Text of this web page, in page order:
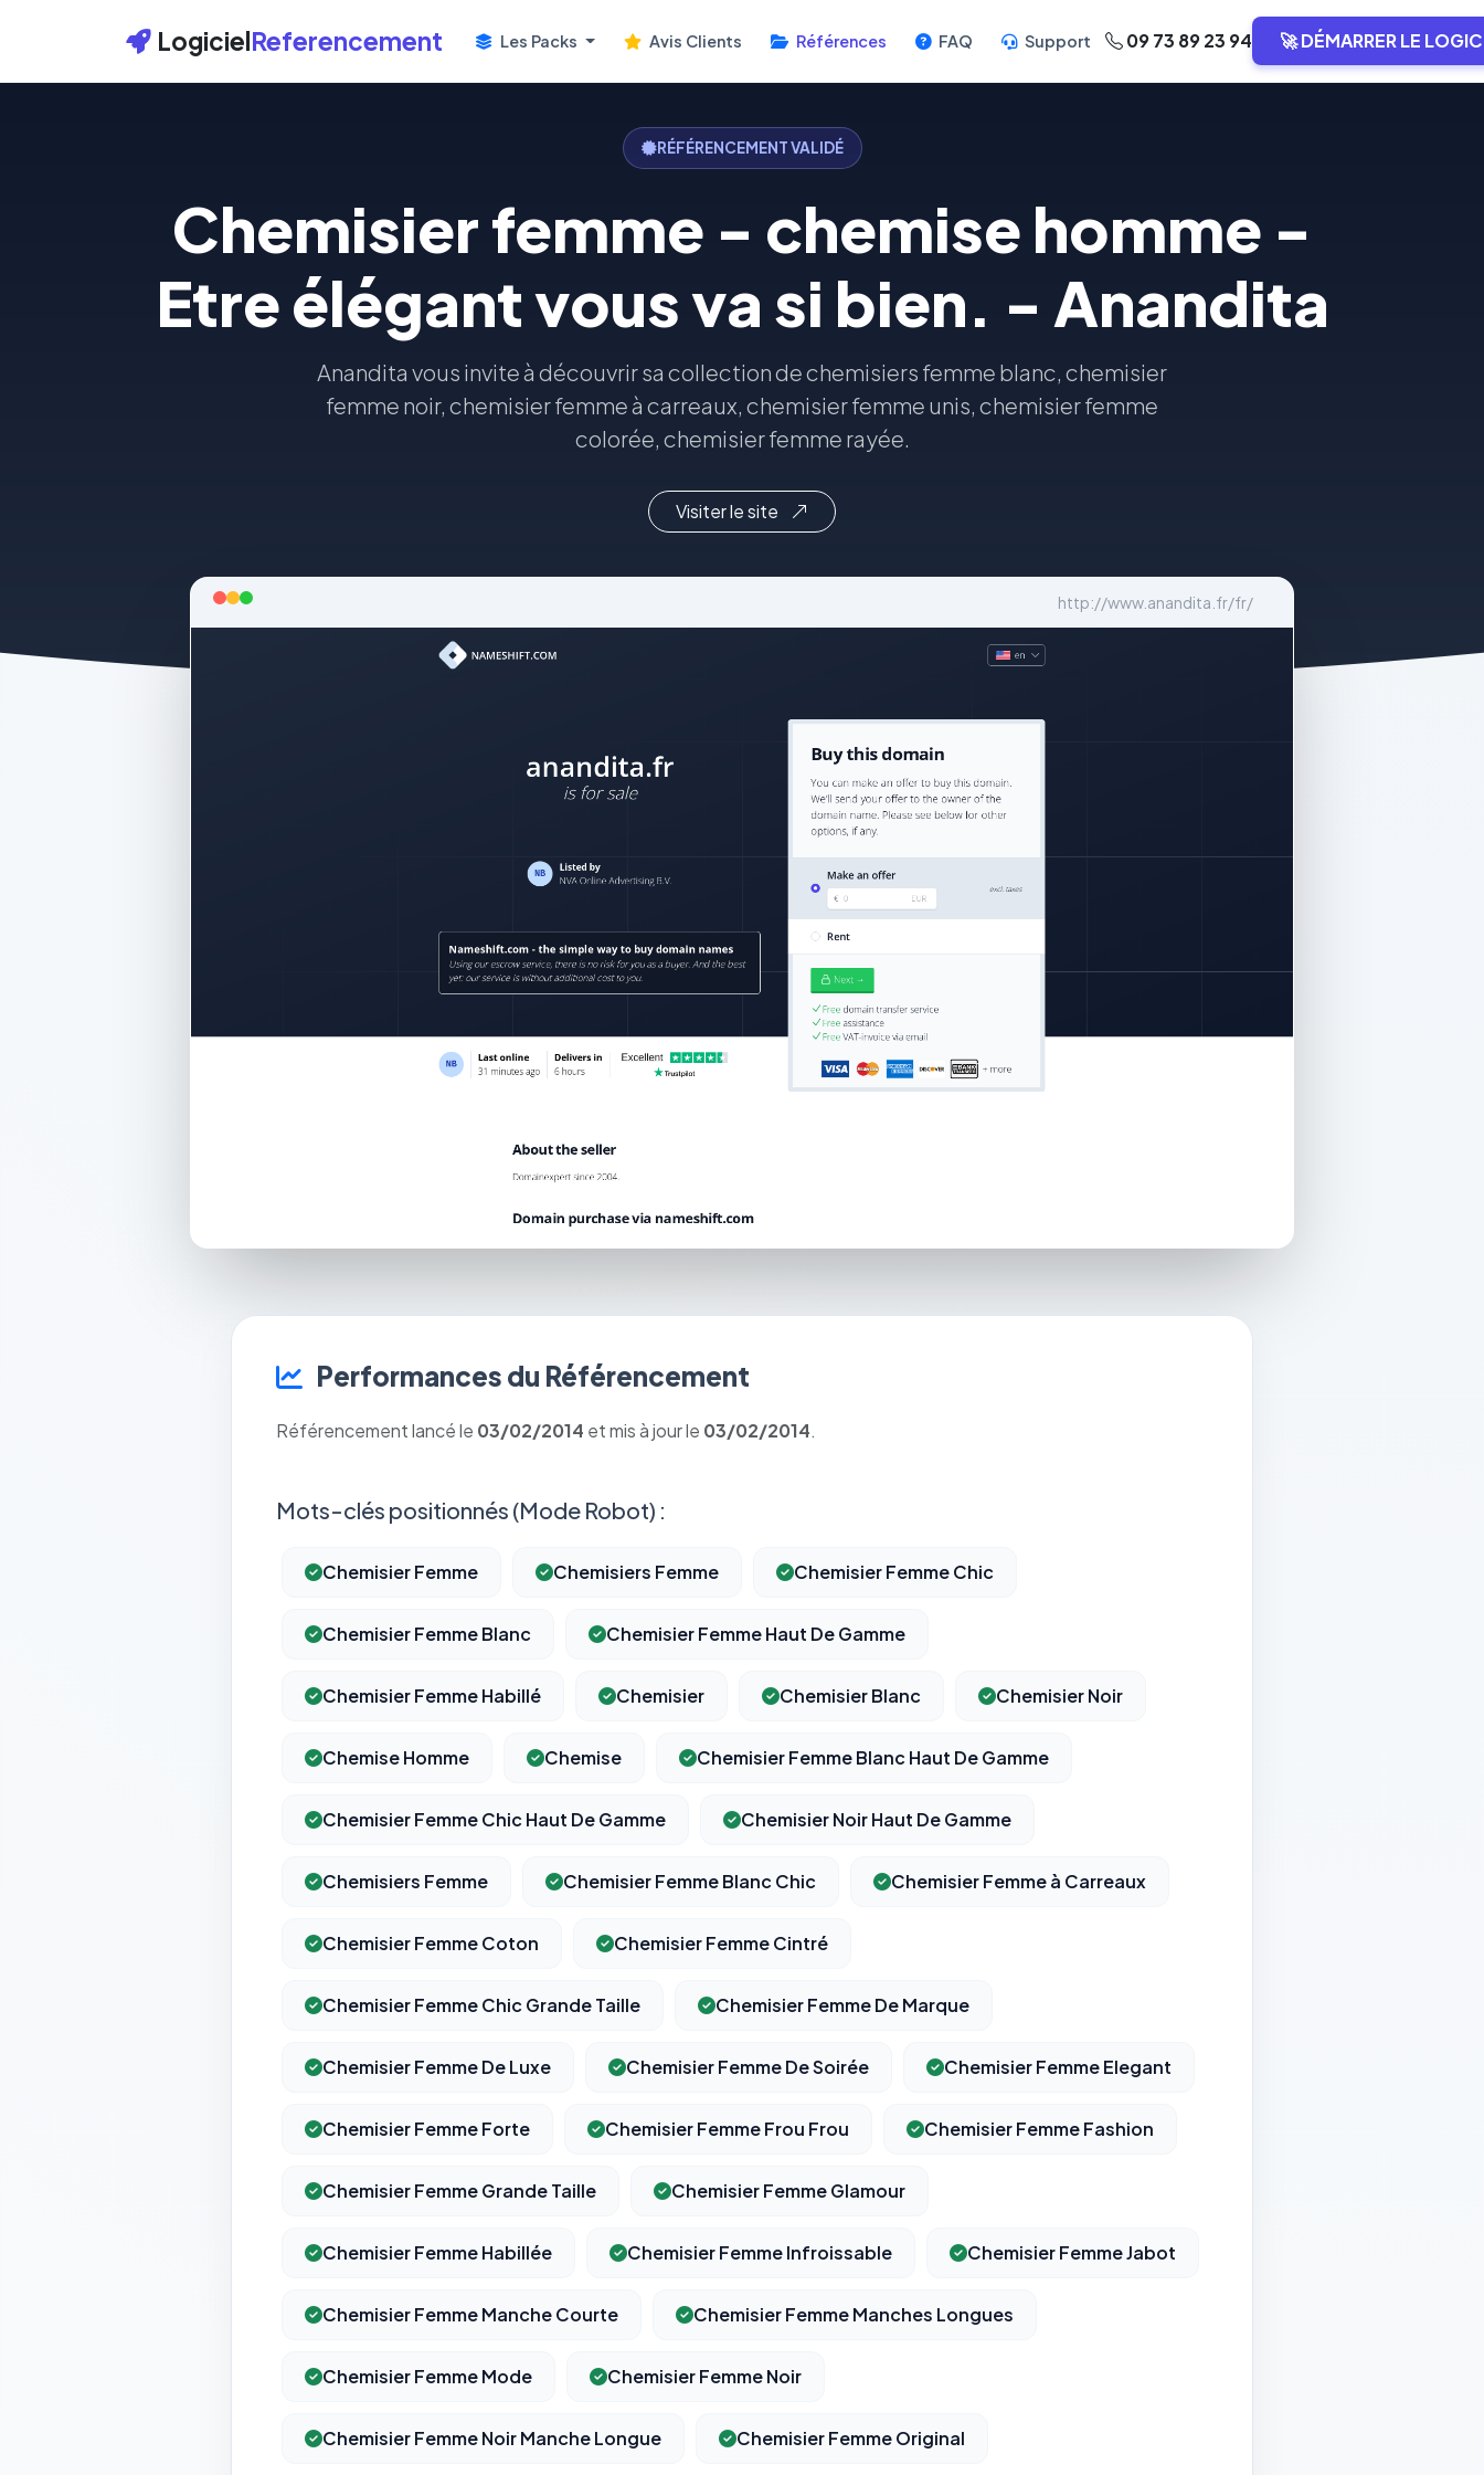
LogicielReferencement Les Packs Avis Clients Références FAQ Support 09 73 89 23 94 🚀 DÉMARRER LE
RÉFÉRENCEMENT VALIDÉ
Chemisier femme - chemise homme -
Etre élégant vous va si bien. - Anandita
Anandita vous invite à découvrir sa collection de chemisiers femme blanc, chemisier
femme noir, chemisier femme à carreaux, chemisier femme unis, chemisier femme
colorée, chemisier femme rayée.
Visiter le site
http://www.anandita.fr/fr/
Performances du Référencement
Référencement lancé le 03/02/2014 et mis à jour le 03/02/2014.
Mots-clés positionnés (Mode Robot) :
Chemisier Femme Chemisiers Femme Chemisier Femme Chic
Chemisier Femme Blanc Chemisier Femme Haut De Gamme
Chemisier Femme Habillé Chemisier Chemisier Blanc Chemisier Noir
Chemise Homme Chemise Chemisier Femme Blanc Haut De Gamme
Chemisier Femme Chic Haut De Gamme Chemisier Noir Haut De Gamme
Chemisiers Femme Chemisier Femme Blanc Chic Chemisier Femme à Carreaux
Chemisier Femme Coton Chemisier Femme Cintré
Chemisier Femme Chic Grande Taille Chemisier Femme De Marque
Chemisier Femme De Luxe Chemisier Femme De Soirée Chemisier Femme Elegant
Chemisier Femme Forte Chemisier Femme Frou Frou Chemisier Femme Fashion
Chemisier Femme Grande Taille Chemisier Femme Glamour
Chemisier Femme Habillée Chemisier Femme Infroissable Chemisier Femme Jabot
Chemisier Femme Manche Courte Chemisier Femme Manches Longues
Chemisier Femme Mode Chemisier Femme Noir
Chemisier Femme Noir Manche Longue Chemisier Femme Original
Nécessaires au fonctionnement du site : session, sécurité,
Cookies analytiques
anonymisées via Google Analytics.